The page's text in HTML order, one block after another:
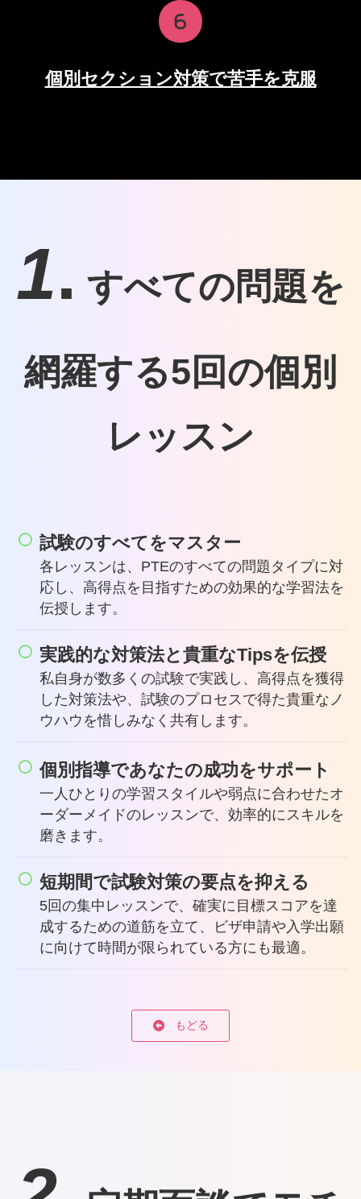
個別セクション対策で苦手を克服
1. すべての問題を
網羅する5回の個別
レッスン
試験のすべてをマスター
各レッスンは、PTEのすべての問題タイプに対
応し、高得点を目指すための効果的な学習法を
伝授します。
実践的な対策法と貴重なTipsを伝授
私自身が数多くの試験で実践し、高得点を獲得
した対策法や、試験のプロセスで得た貴重なノ
ウハウを惜しみなく共有します。
個別指導であなたの成功をサポート
一人ひとりの学習スタイルや弱点に合わせたオ
ーダーメイドのレッスンで、効率的にスキルを
磨きます。
短期間で試験対策の要点を抑える
5回の集中レッスンで、確実に目標スコアを達
成するための道筋を立て、ビザ申請や入学出願
に向けて時間が限られている方にも最適。
もどる